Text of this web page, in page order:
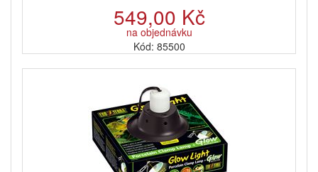
549,00 Kč
na objednávku
Kód: 85500